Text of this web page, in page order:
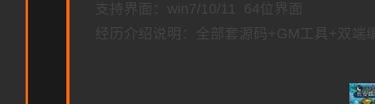
支持界面：win7/10/11 64位界面
经历介绍说明：全部套源码+GM工具+双端